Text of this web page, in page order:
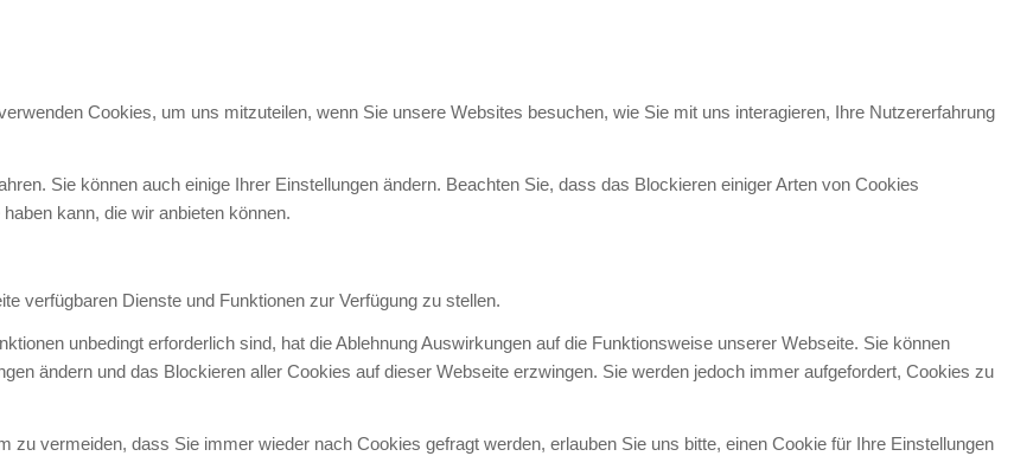
Cookies, um uns mitzuteilen, wenn Sie unsere Websites besuchen, wie Sie mit uns interagieren, Ihre Nutzererfahrung
Sie können auch einige Ihrer Einstellungen ändern. Beachten Sie, dass das Blockieren einiger Arten von Cookies
kann, die wir anbieten können.
verfügbaren Dienste und Funktionen zur Verfügung zu stellen.
unbedingt erforderlich sind, hat die Ablehnung Auswirkungen auf die Funktionsweise unserer Webseite. Sie können
ändern und das Blockieren aller Cookies auf dieser Webseite erzwingen. Sie werden jedoch immer aufgefordert, Cookies zu
vermeiden, dass Sie immer wieder nach Cookies gefragt werden, erlauben Sie uns bitte, einen Cookie für Ihre Einstellungen